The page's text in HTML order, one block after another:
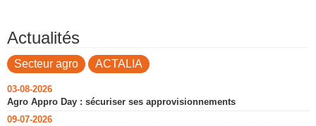
Actualités
Secteur agro ACTALIA
03-08-2026
Agro Appro Day : sécuriser ses approvisionnements
09-07-2026